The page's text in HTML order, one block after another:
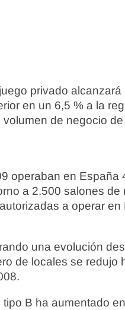
privado
en un 6,5 % a la
de negocio
operaban en España
a 2.500 salones de
a operar en
una evolución
de locales se redujo
B ha aumentado